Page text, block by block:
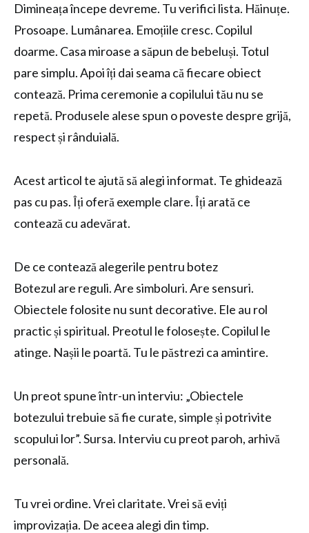
Dimineața începe devreme. Tu verifici lista. Hăinuțe.
Prosoape. Lumânarea. Emoțiile cresc. Copilul
doarme. Casa miroase a săpun de bebeluși. Totul
pare simplu. Apoi îți dai seama că fiecare obiect
contează. Prima ceremonie a copilului tău nu se
repetă. Produsele alese spun o poveste despre grijă,
respect și rânduială.
Acest articol te ajută să alegi informat. Te ghidează
pas cu pas. Îți oferă exemple clare. Îți arată ce
contează cu adevărat.
De ce contează alegerile pentru botez
Botezul are reguli. Are simboluri. Are sensuri.
Obiectele folosite nu sunt decorative. Ele au rol
practic și spiritual. Preotul le folosește. Copilul le
atinge. Nașii le poartă. Tu le păstrezi ca amintire.
Un preot spune într-un interviu: „Obiectele
botezului trebuie să fie curate, simple și potrivite
scopului lor”. Sursa. Interviu cu preot paroh, arhivă
personală.
Tu vrei ordine. Vrei claritate. Vrei să eviți
improvizația. De aceea alegi din timp.